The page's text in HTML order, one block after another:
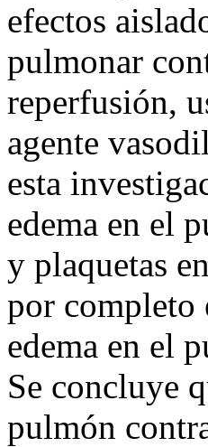
efectos
pulmonar
reperfusión,
agente
esta
edema en el
y plaquetas
por completo
edema en el
Se concluye
pulmón